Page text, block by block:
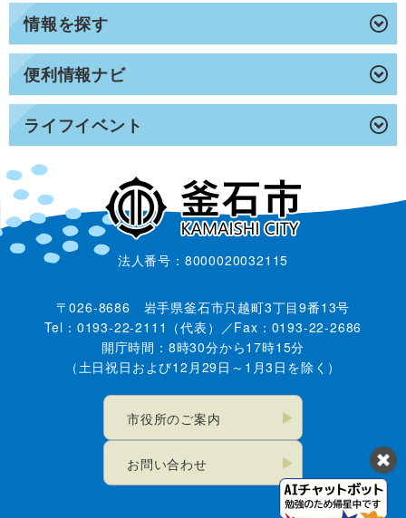
情報を探す
便利情報ナビ
ライフイベント
法人番号：8000020032115
〒026-8686 岩手県釜石市只越町3丁目9番13号
Tel：0193-22-2111（代表）／Fax：0193-22-2686
開庁時間：8時30分から17時15分
（土日祝日および12月29日～1月3日を除く）
市役所のご案内
お問い合わせ